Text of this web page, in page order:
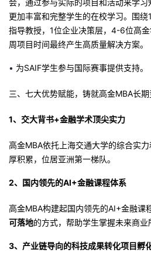
会，通过参与实际的项目和活动来学
更加丰富和完整学生的在校学习。围
指导教授，1位企业决策层，4-6位高
周项目时间最终产生高质量解决方案。
• 为SAIF学生参与国际赛事提供支持。
三、 七大优势赋能，铸就高金MBA长期
1、交大背书+金融学术顶尖实力
高金MBA依托上海交通大学的综合实
厚积累， 位居亚洲第一梯队。
2、国内领先的AI+金融课程体系
高金MBA构建起国内领先的AI+金融课
可落地的方式，帮助学生掌握未来商业
3、产业链导向的科技成果转化项目孵